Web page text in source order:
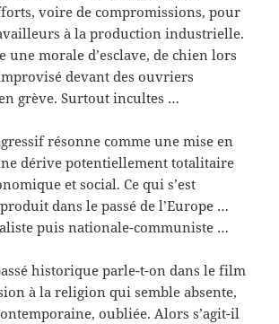
voire de compromissions, pour
à la production industrielle.
une morale d’esclave, de chien lors
devant des ouvriers
grève. Surtout incultes …
résonne comme une mise en
dérive potentiellement totalitaire
et social. Ce qui s’est
dans le passé de l’Europe …
puis nationale-communiste …
historique parle-t-on dans le film
à la religion qui semble absente,
oubliée. Alors s’agit-il